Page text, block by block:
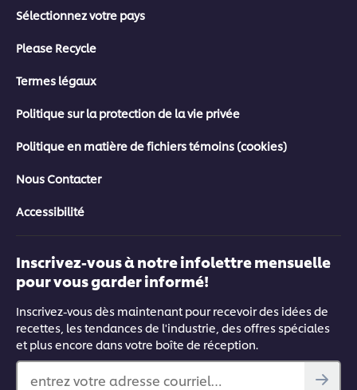
Sélectionnez votre pays
Please Recycle
Termes légaux
Politique sur la protection de la vie privée
Politique en matière de fichiers témoins (cookies)
Nous Contacter
Accessibilité
Inscrivez-vous à notre infolettre mensuelle
pour vous garder informé!
Inscrivez-vous dès maintenant pour recevoir des idées de
recettes, les tendances de l'industrie, des offres spéciales
et plus encore dans votre boîte de réception.
entrez votre adresse courriel…